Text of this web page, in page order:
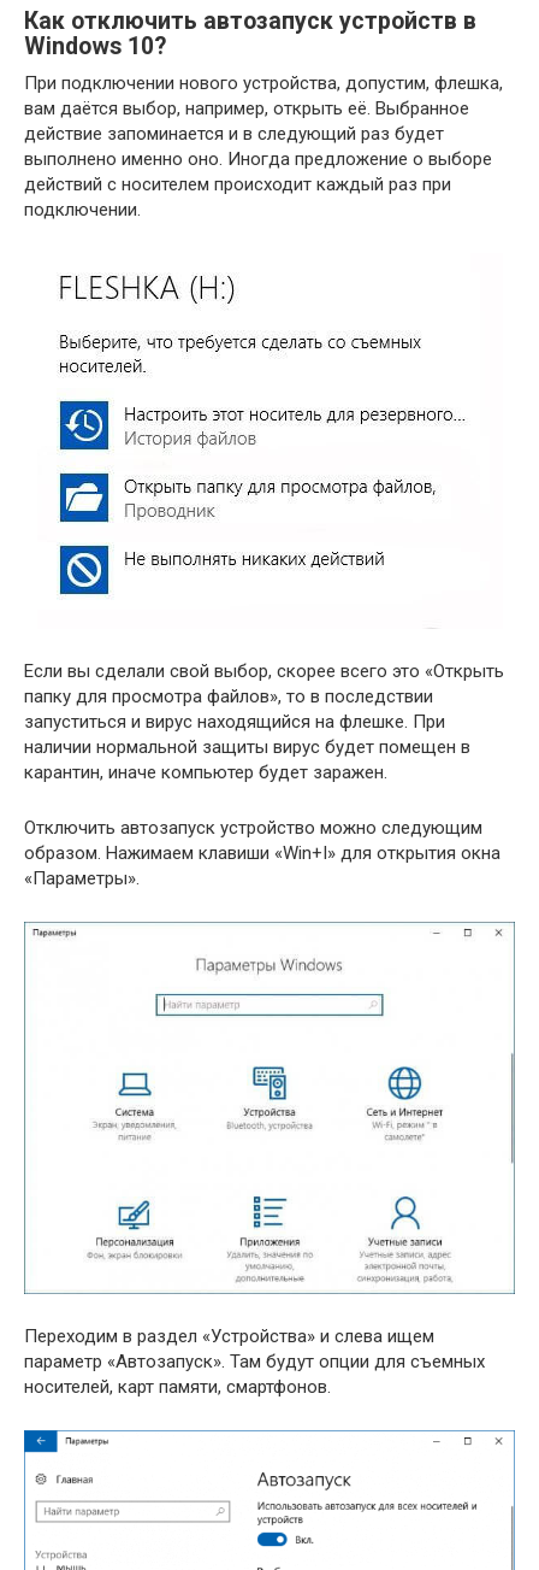
Как отключить автозапуск устройств в
Windows 10?
При подключении нового устройства, допустим, флешка,
вам даётся выбор, например, открыть её. Выбранное
действие запоминается и в следующий раз будет
выполнено именно оно. Иногда предложение о выборе
действий с носителем происходит каждый раз при
подключении.
Если вы сделали свой выбор, скорее всего это «Открыть
папку для просмотра файлов», то в последствии
запуститься и вирус находящийся на флешке. При
наличии нормальной защиты вирус будет помещен в
карантин, иначе компьютер будет заражен.
Отключить автозапуск устройство можно следующим
образом. Нажимаем клавиши «Win+I» для открытия окна
«Параметры».
Переходим в раздел «Устройства» и слева ищем
параметр «Автозапуск». Там будут опции для съемных
носителей, карт памяти, смартфонов.